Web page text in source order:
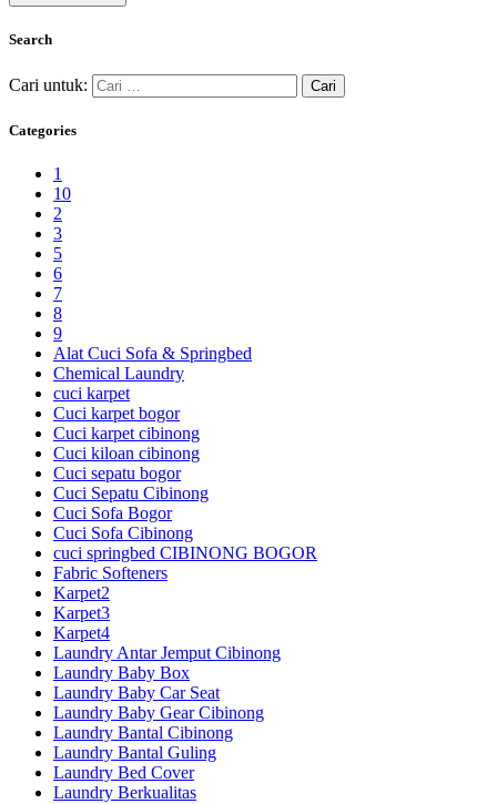
Search
Cari untuk:
Categories
1
10
2
3
5
6
7
8
9
Alat Cuci Sofa & Springbed
Chemical Laundry
cuci karpet
Cuci karpet bogor
Cuci karpet cibinong
Cuci kiloan cibinong
Cuci sepatu bogor
Cuci Sepatu Cibinong
Cuci Sofa Bogor
Cuci Sofa Cibinong
cuci springbed CIBINONG BOGOR
Fabric Softeners
Karpet2
Karpet3
Karpet4
Laundry Antar Jemput Cibinong
Laundry Baby Box
Laundry Baby Car Seat
Laundry Baby Gear Cibinong
Laundry Bantal Cibinong
Laundry Bantal Guling
Laundry Bed Cover
Laundry Berkualitas